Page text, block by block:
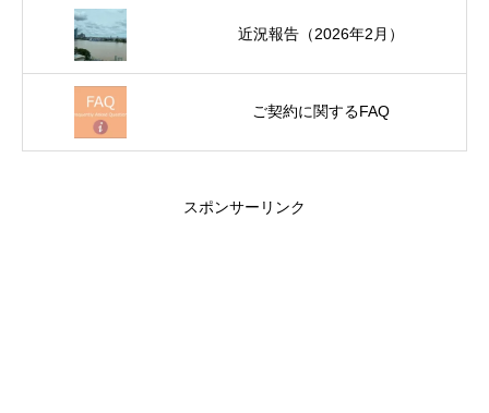
近況報告（2026年2月）
ご契約に関するFAQ
スポンサーリンク